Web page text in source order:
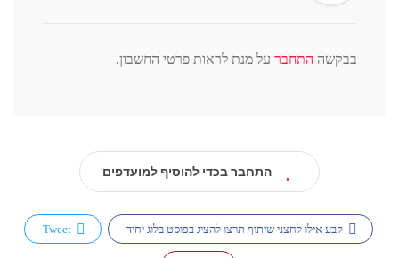
בבקשה התחבר על מנת לראות פרטי החשבון.
התחבר בכדי להוסיף למועדפים
קבע אילו לחצני שיתוף תרצו להציג בפוסט בלוג יחיד Tweet